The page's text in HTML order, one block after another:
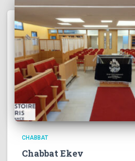
CHABBAT
Chabbat Ekev